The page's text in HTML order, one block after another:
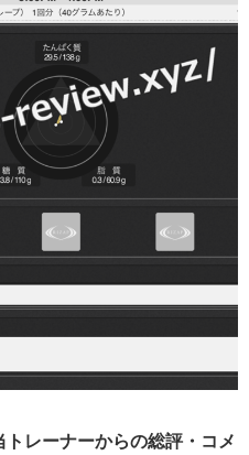
レーナーからの総評・コメ